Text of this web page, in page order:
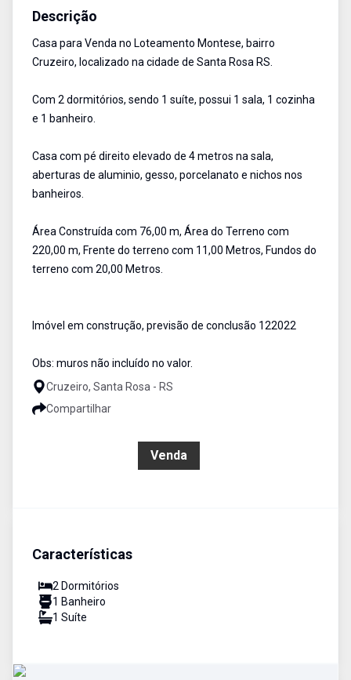
Descrição
Casa para Venda no Loteamento Montese, bairro
Cruzeiro, localizado na cidade de Santa Rosa RS.
Com 2 dormitórios, sendo 1 suíte, possui 1 sala, 1 cozinha
e 1 banheiro.
Casa com pé direito elevado de 4 metros na sala,
aberturas de aluminio, gesso, porcelanato e nichos nos
banheiros.
Área Construída com 76,00 m, Área do Terreno com
220,00 m, Frente do terreno com 11,00 Metros, Fundos do
terreno com 20,00 Metros.
Imóvel em construção, previsão de conclusão 122022
Obs: muros não incluído no valor.
Cruzeiro, Santa Rosa - RS
Compartilhar
Venda
Características
2 Dormitórios
1 Banheiro
1 Suíte